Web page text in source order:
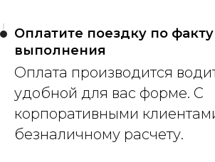
Оплатите поездку по
выполнения
Оплата производится
удобной для вас форме. С
корпоративными
безналичному расчету.